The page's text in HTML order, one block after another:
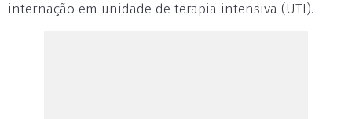
internação em unidade de terapia intensiva (UTI).